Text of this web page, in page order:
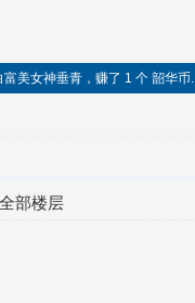
美女神垂青，赚了 1 个 韶华币.
部楼层